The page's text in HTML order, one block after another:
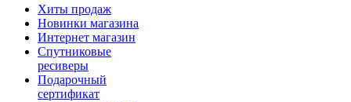
Хиты продаж
Новинки магазина
Интернет магазин
Спутниковые
ресиверы
Подарочный
сертификат